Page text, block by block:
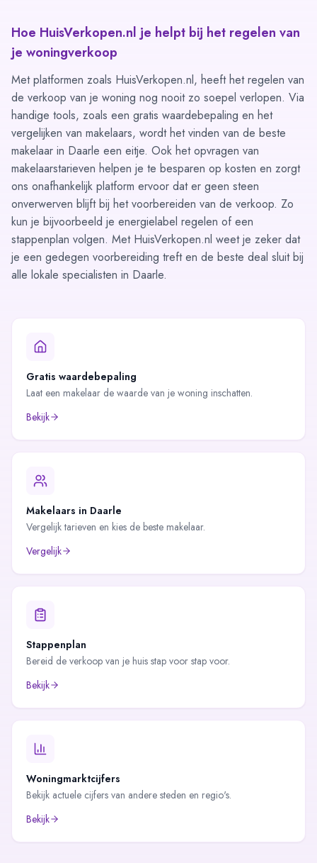
Hoe HuisVerkopen.nl je helpt bij het regelen van
je woningverkoop
Met platformen zoals HuisVerkopen.nl, heeft het regelen van
de verkoop van je woning nog nooit zo soepel verlopen. Via
handige tools, zoals een gratis waardebepaling en het
vergelijken van makelaars, wordt het vinden van de beste
makelaar in Daarle een eitje. Ook het opvragen van
makelaarstarieven helpen je te besparen op kosten en zorgt
ons onafhankelijk platform ervoor dat er geen steen
onverwerven blijft bij het voorbereiden van de verkoop. Zo
kun je bijvoorbeeld je energielabel regelen of een
stappenplan volgen. Met HuisVerkopen.nl weet je zeker dat
je een gedegen voorbereiding treft en de beste deal sluit bij
alle lokale specialisten in Daarle.
Gratis waardebepaling
Laat een makelaar de waarde van je woning inschatten.
Bekijk
Makelaars in Daarle
Vergelijk tarieven en kies de beste makelaar.
Vergelijk
Stappenplan
Bereid de verkoop van je huis stap voor stap voor.
Bekijk
Woningmarktcijfers
Bekijk actuele cijfers van andere steden en regio's.
Bekijk